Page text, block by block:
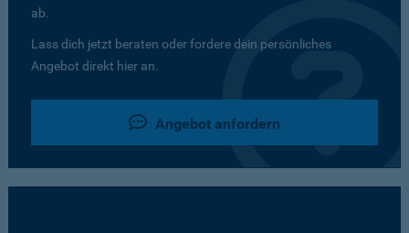
ab.
Lass dich jetzt beraten oder fordere dein persönliches
Angebot direkt hier an.
Angebot anfordern